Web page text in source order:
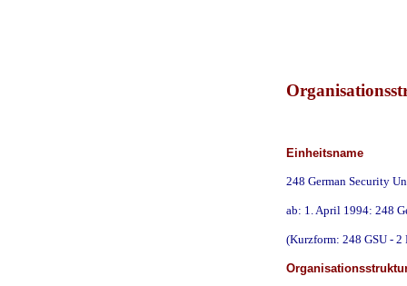
Einheitsname
248 German Security
ab: 1. April 1994: 248
(Kurzform: 248 GSU - 2